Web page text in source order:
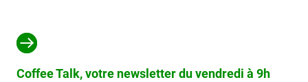
Coffee Talk, votre newsletter du vendredi à 9h